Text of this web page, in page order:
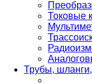
Токовые
Трубы,